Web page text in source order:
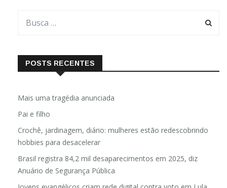
POSTS RECENTES
Mais uma tragédia anunciada
Pai e filho
Crochê, jardinagem, diário: mulheres estão redescobrindo
hobbies para desacelerar
Brasil registra 84,2 mil desaparecimentos em 2025, diz
Anuário de Segurança Pública